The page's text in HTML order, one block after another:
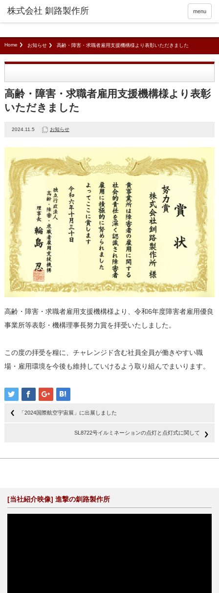
menu
Home お知らせ 高齢・障害・求職者雇用支援機構様より表彰いただきました
高齢・障害・求職者雇用支援機構様より表彰
いただきました
2024.11.5 お知らせ
高齢・障害・求職者雇用支援機構様より、令和6年度障害者雇用優良
事業所等表彰・機構理事長努力賞を拝受いたしました。
この度の拝受を糧に、チャレンジド含む社員全員が働きやすい職
場・雇用環境を今後も維持していけるよう取り組んでまいります。
「2024国際航空宇宙展」に出展しました
SL8722号イルミネーションの点灯と点灯式に関して
[当社紹介映像] 進撃の釧路製作所